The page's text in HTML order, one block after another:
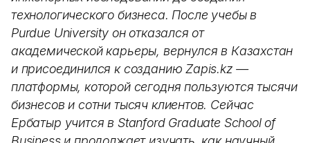
технологического бизнеса. После учебы в
Purdue University он отказался от
академической карьеры, вернулся в Казахстан
и присоединился к созданию Zapis.kz —
платформы, которой сегодня пользуются тысячи
бизнесов и сотни тысяч клиентов. Сейчас
Ербатыр учится в Stanford Graduate School of